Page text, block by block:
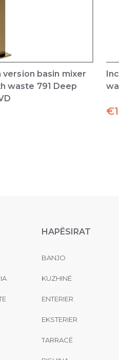
version basin mixer
waste 791 Deep
€
HAPËSIRAT
BANJO
KUZHINË
ENTERIER
EKSTERIER
TARRACË